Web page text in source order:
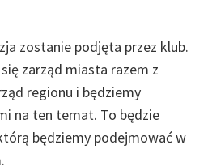
zostanie podjęta przez klub.
zarząd miasta razem z
regionu i będziemy
na ten temat. To będzie
będziemy podejmować w